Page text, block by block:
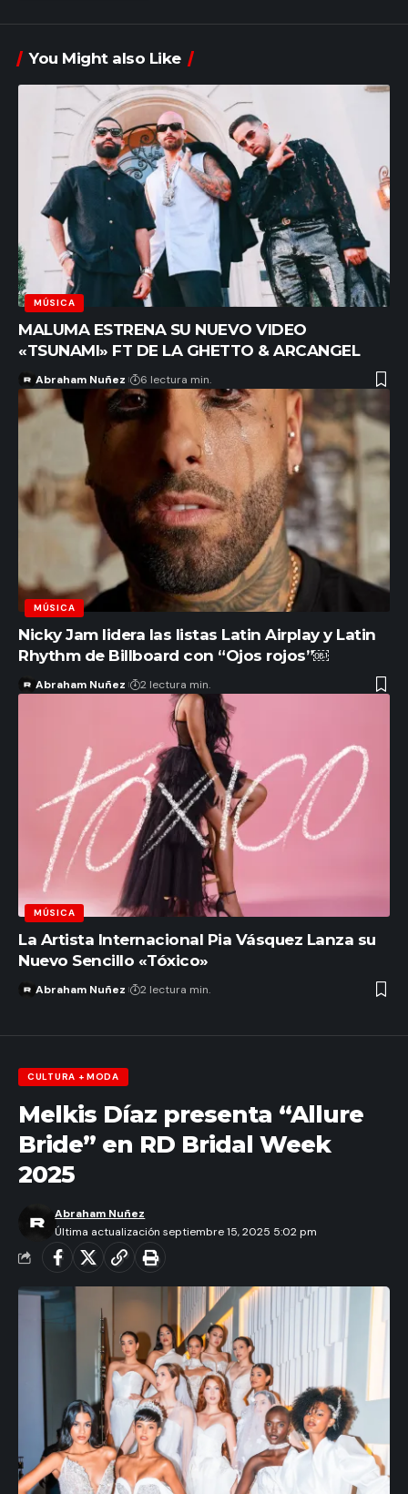
You Might also Like
MÚSICA
MALUMA ESTRENA SU NUEVO VIDEO
«TSUNAMI» FT DE LA GHETTO & ARCANGEL
Abraham Nuñez 6 lectura min.
MÚSICA
Nicky Jam lidera las listas Latin Airplay y Latin
Rhythm de Billboard con “Ojos rojos”￼
Abraham Nuñez 2 lectura min.
MÚSICA
La Artista Internacional Pia Vásquez Lanza su
Nuevo Sencillo «Tóxico»
Abraham Nuñez 2 lectura min.
CULTURA + MODA
Melkis Díaz presenta “Allure
Bride” en RD Bridal Week
2025
Última actualización septiembre 15, 2025 5:02 pm
Abraham Nuñez